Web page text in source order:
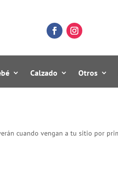
Calzado Otros
cuando vengan a tu sitio por